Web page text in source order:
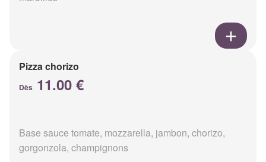
Pizza chorizo
Dès 11.00 €
Base sauce tomate, mozzarella, jambon, chorizo,
gorgonzola, champignons